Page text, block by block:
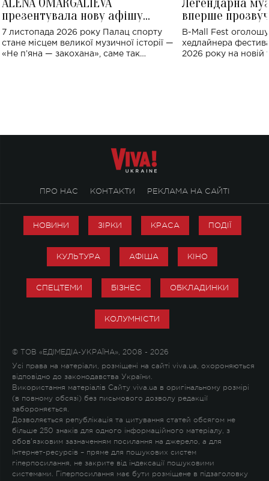
презентувала нову афішу
великого концерту в Палаці
спорту
7 листопада 2026 року Палац спорту
стане місцем великої музичної історії —
«Не пʼяна — закохана», саме так
вперше
Україні: де
B-Mall Fest
хедлайнера
2026 року на новій
ПРО НАС КОНТАКТИ РЕКЛАМА НА САЙТІ
НОВИНИ ЗІРКИ КРАСА ПОДІЇ
КУЛЬТУРА АФІША КІНО
СПЕЦТЕМИ БІЗНЕС ОБКЛАДИНКИ
КОЛУМНІСТИ
© ТОВ «ЕДІМЕДІА-УКРАЇНА», 2008 - 2026
Усі права на матеріали, розміщені на сайті viva.ua, охороняються
відповідно до законодавства України.
Використання матеріалів Сайту viva.ua в оригінальному розмірі
(в повному обсязі) без письмового дозволу редакції
забороняється.
Дозволяється републікація та цитування статей обсягом не
більше 250 знаків для одного інформаційного матеріалу, з
обов'язковим зазначенням посилання на джерело, а для
Інтернет-ресурсів – пряме для пошукових систем
гіперпосилання, не закрите від індексації пошуковими
системами. Гіперпосилання має бути розміщене в підзаголовку